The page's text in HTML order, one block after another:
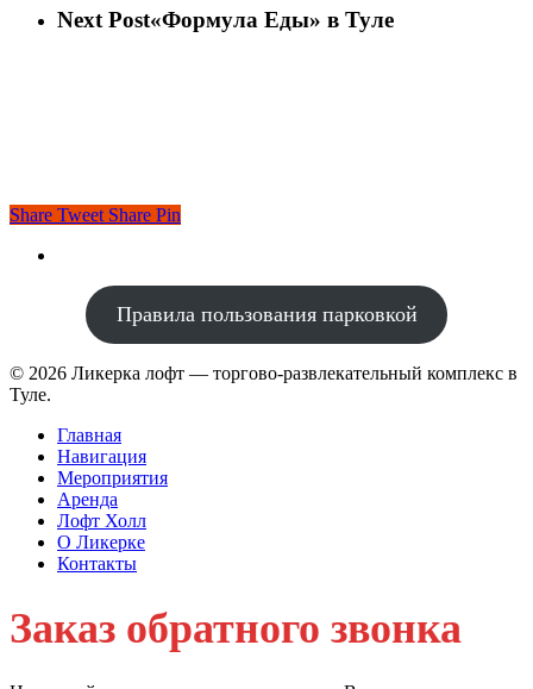
Next Post«Формула Еды» в Туле
Share Tweet Share Pin
Правила пользования парковкой
© 2026 Ликерка лофт — торгово-развлекательный комплекс в
Туле.
Главная
Навигация
Мероприятия
Аренда
Лофт Холл
О Ликерке
Контакты
Заказ обратного звонка